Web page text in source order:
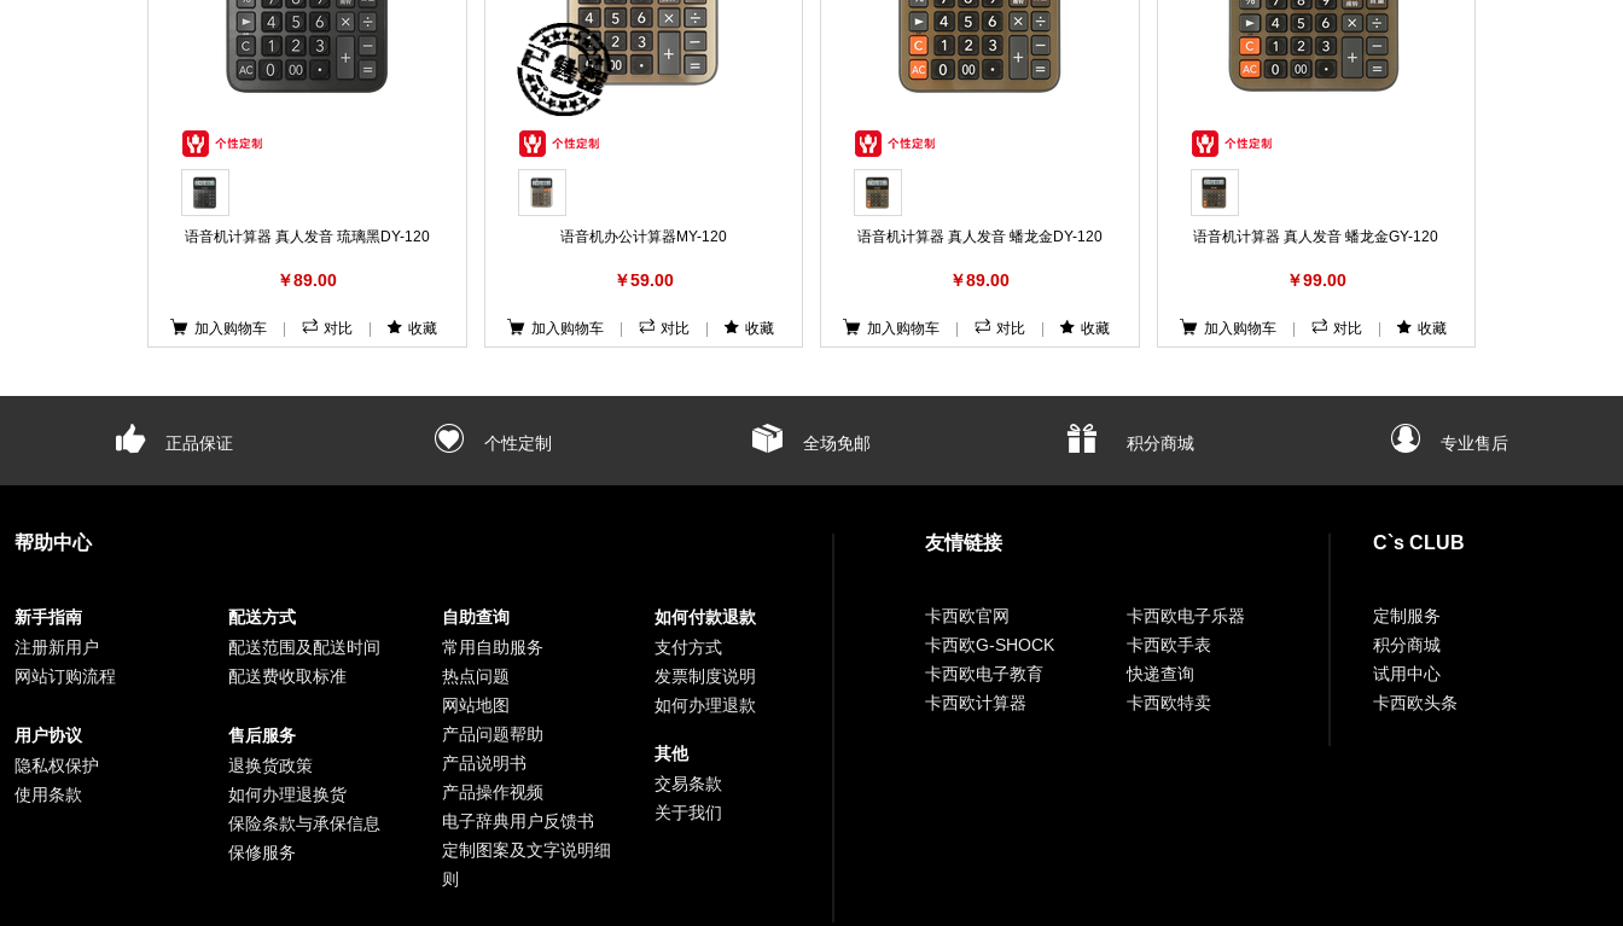
语音机计算器 真人发音 琉璃黑DY-120
￥89.00
加入购物车 | 对比 | 收藏
语音机办公计算器MY-120
￥59.00
加入购物车 | 对比 | 收藏
语音机计算器 真人发音 蟠龙金DY-120
￥89.00
加入购物车 | 对比 | 收藏
语音机计算器 真人发音 蟠龙金GY-120
￥99.00
加入购物车 | 对比 | 收藏
正品保证 个性定制 全场免邮 积分商城 专业售后
帮助中心
新手指南
注册新用户
网站订购流程
用户协议
隐私权保护
使用条款
配送方式
配送范围及配送时间
配送费收取标准
售后服务
退换货政策
如何办理退换货
保险条款与承保信息
保修服务
自助查询
常用自助服务
热点问题
网站地图
产品问题帮助
产品说明书
产品操作视频
电子辞典用户反馈书
定制图案及文字说明细
则
如何付款退款
支付方式
发票制度说明
如何办理退款
其他
交易条款
关于我们
友情链接
卡西欧官网
卡西欧G-SHOCK
卡西欧电子教育
卡西欧计算器
卡西欧电子乐器
卡西欧手表
快递查询
卡西欧特卖
C`s CLUB
定制服务
积分商城
试用中心
卡西欧头条